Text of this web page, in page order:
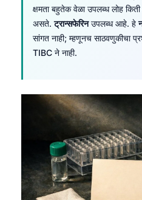
क्षमता बहुतेक वेळा उपलब्ध लोह
असते.ट्रान्सफेरिनउपलब्ध आहे. हे
सांगत नाही; म्हणूनच साठवणुकीचा
TIBC ने नाही.